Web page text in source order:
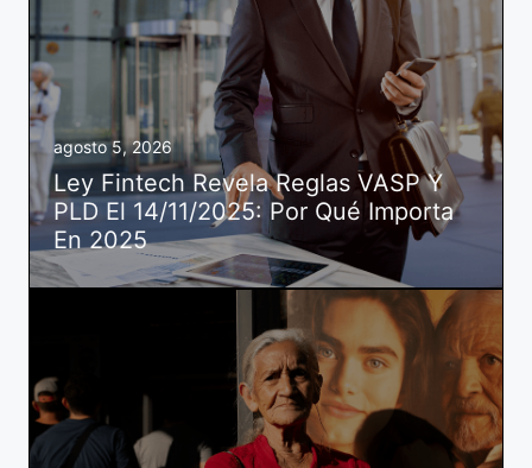
agosto 5, 2026
Ley Fintech Revela Reglas VASP Y
PLD El 14/11/2025: Por Qué Importa
En 2025